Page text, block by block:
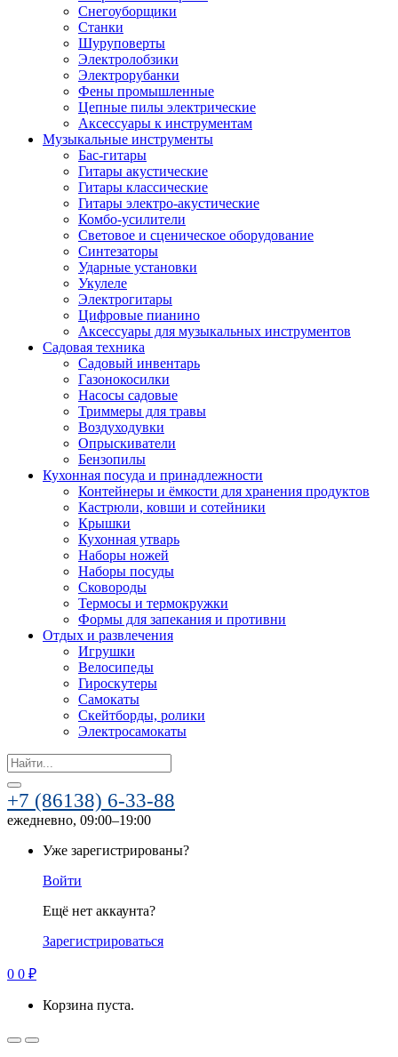
Снегоуборщики
Станки
Шуруповерты
Электролобзики
Электрорубанки
Фены промышленные
Цепные пилы электрические
Аксессуары к инструментам
Музыкальные инструменты
Бас-гитары
Гитары акустические
Гитары классические
Гитары электро-акустические
Комбо-усилители
Световое и сценическое оборудование
Синтезаторы
Ударные установки
Укулеле
Электрогитары
Цифровые пианино
Аксессуары для музыкальных инструментов
Садовая техника
Садовый инвентарь
Газонокосилки
Насосы садовые
Триммеры для травы
Воздуходувки
Опрыскиватели
Бензопилы
Кухонная посуда и принадлежности
Контейнеры и ёмкости для хранения продуктов
Кастрюли, ковши и сотейники
Крышки
Кухонная утварь
Наборы ножей
Наборы посуды
Сковороды
Термосы и термокружки
Формы для запекания и противни
Отдых и развлечения
Игрушки
Велосипеды
Гироскутеры
Самокаты
Скейтборды, ролики
Электросамокаты
Search
for:
+7 (86138) 6-33-88
ежедневно, 09:00–19:00
Уже зарегистрированы?
Войти
Ещё нет аккаунта?
Зарегистрироваться
0 0 ₽
Корзина пуста.